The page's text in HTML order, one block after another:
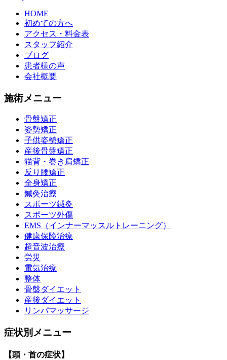
HOME
初めての方へ
アクセス・料金表
スタッフ紹介
ブログ
患者様の声
会社概要
施術メニュー
骨盤矯正
姿勢矯正
子供姿勢矯正
産後骨盤矯正
猫背・巻き肩矯正
反り腰矯正
全身矯正
鍼灸治療
スポーツ鍼灸
スポーツ外傷
EMS（インナーマッスルトレーニング）
健康保険治療
超音波治療
労災
電気治療
整体
骨盤ダイエット
産後ダイエット
リンパマッサージ
症状別メニュー
【頭・首の症状】